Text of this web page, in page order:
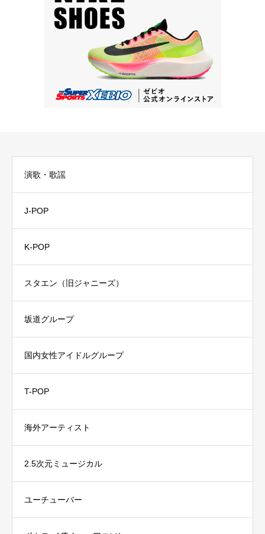
演歌・歌謡
J-POP
K-POP
スタエン（旧ジャニーズ）
坂道グループ
国内女性アイドルグループ
T-POP
海外アーティスト
2.5次元ミュージカル
ユーチューバー